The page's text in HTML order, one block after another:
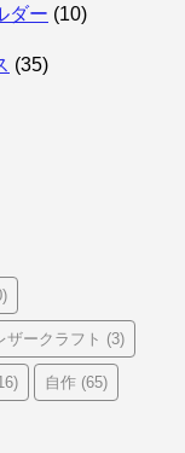
ダー (10)
(35)
ザークラフト (3)
自作 (65)